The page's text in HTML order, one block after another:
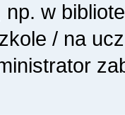
w
/ na